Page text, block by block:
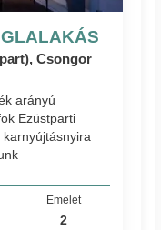
Csongor
arányú
Ezüstparti
Emelet
2